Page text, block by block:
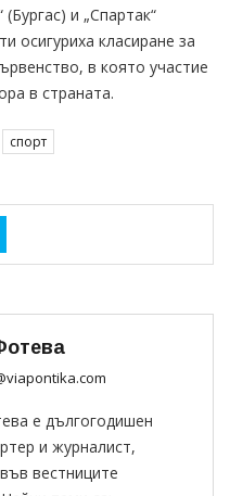
и „Спартак“
осигуриха класиране за
в която участие
в страната.
спорт
е дългогодишен
и журналист,
вестниците